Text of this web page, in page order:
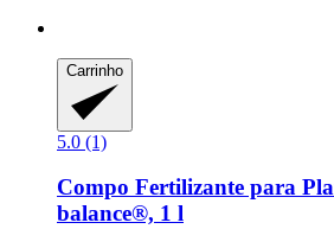
Carrinho
5.0 (1)
Compo Fertilizante para
balance®, 1 l